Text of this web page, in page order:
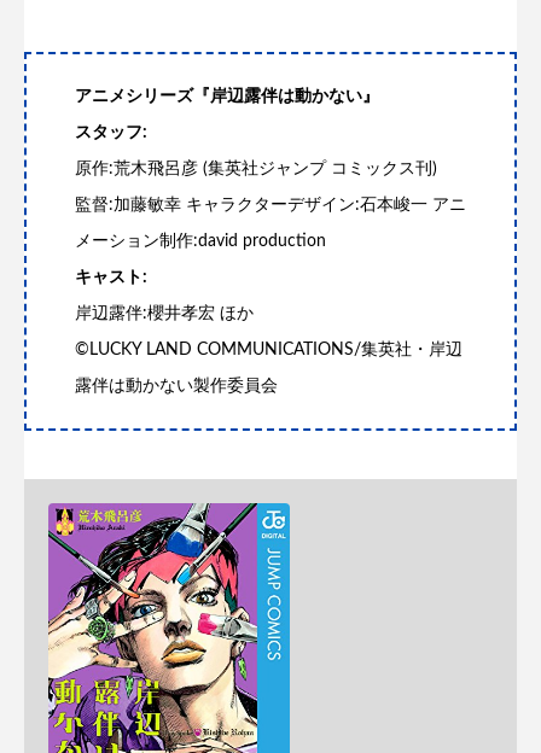
アニメシリーズ『岸辺露伴は動かない』
スタッフ:
原作:荒木飛呂彦 (集英社ジャンプ コミックス刊)
監督:加藤敏幸 キャラクターデザイン:石本峻一 アニ
メーション制作:david production
キャスト:
岸辺露伴:櫻井孝宏 ほか
©LUCKY LAND COMMUNICATIONS/集英社・岸辺
露伴は動かない製作委員会